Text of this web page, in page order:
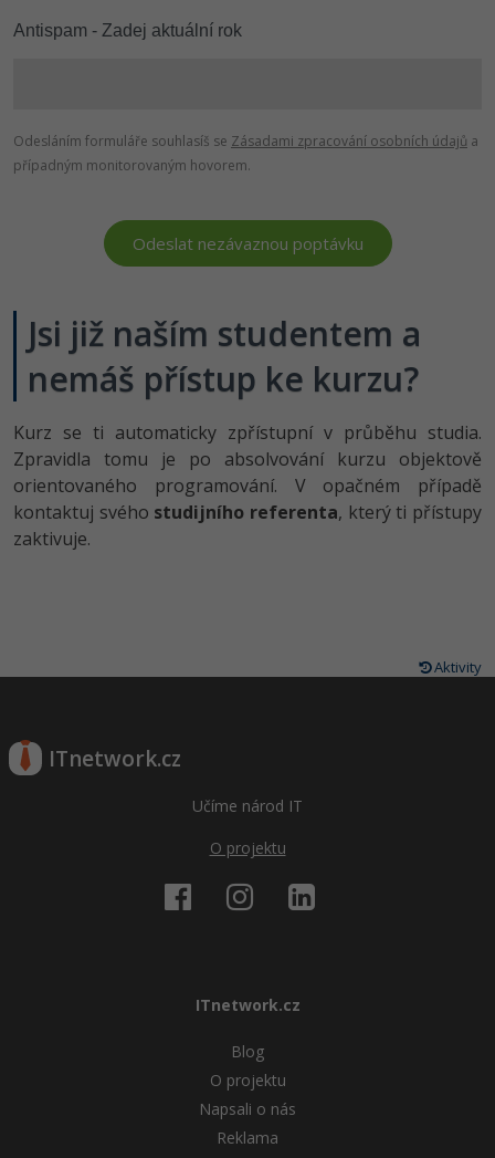
Antispam - Zadej aktuální rok
Odesláním formuláře souhlasíš se Zásadami zpracování osobních údajů a
případným monitorovaným hovorem.
Jsi již naším studentem a
nemáš přístup ke kurzu?
Kurz se ti automaticky zpřístupní v průběhu studia.
Zpravidla tomu je po absolvování kurzu objektově
orientovaného programování. V opačném případě
kontaktuj svého studijního referenta, který ti přístupy
zaktivuje.
Aktivity
ITnetwork.cz
Učíme národ IT
O projektu
ITnetwork.cz
Blog
O projektu
Napsali o nás
Reklama